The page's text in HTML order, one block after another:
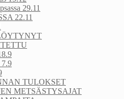
29.11
22.11
TULOKSET
METSÄSTYSAJAT